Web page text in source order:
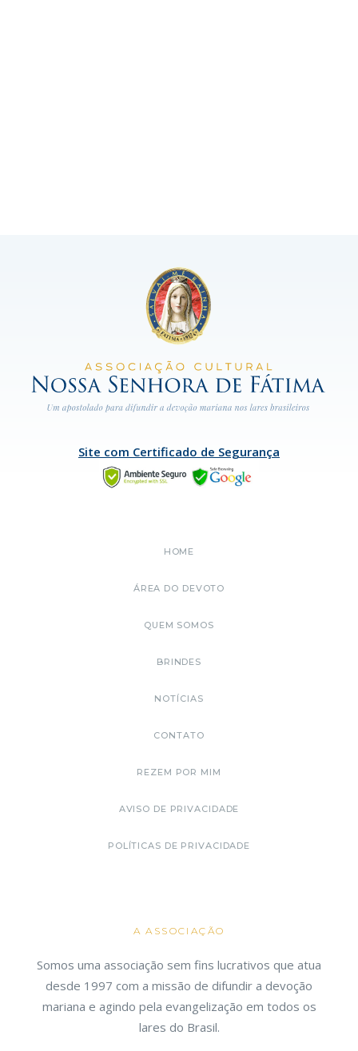
Site com Certificado de Segurança
HOME
ÁREA DO DEVOTO
QUEM SOMOS
BRINDES
NOTÍCIAS
CONTATO
REZEM POR MIM
AVISO DE PRIVACIDADE
POLÍTICAS DE PRIVACIDADE
A ASSOCIAÇÃO
Somos uma associação sem fins lucrativos que atua
desde 1997 com a missão de difundir a devoção
mariana e agindo pela evangelização em todos os
lares do Brasil.